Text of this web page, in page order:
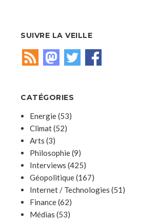
SUIVRE LA VEILLE
CATÉGORIES
Energie(53)
Climat(52)
Arts (3)
Philosophie(9)
Interviews (425)
Géopolitique(167)
Internet / Technologies (51)
Finance(62)
Médias (53)